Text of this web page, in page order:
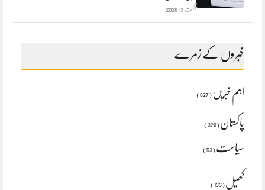
اگست 3, 2026
خبروں کے زمرے
اہم خبریں (627)
پاکستان (320)
سیاست (53)
کھیل (133)